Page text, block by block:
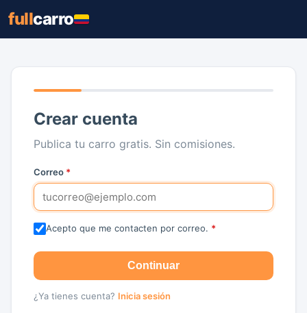
fullcarro
Crear cuenta
Publica tu carro gratis. Sin comisiones.
Correo *
Acepto que me contacten por correo. *
Continuar
¿Ya tienes cuenta? Inicia sesión